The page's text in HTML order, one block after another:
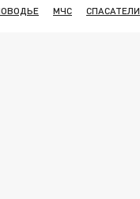
МЧС СПАСАТЕЛИ